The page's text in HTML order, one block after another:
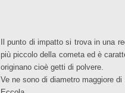
Il punto di impatto si trova in una
più piccolo della cometa ed è
originano cioè getti di polvere.
Ve ne sono di diametro maggiore